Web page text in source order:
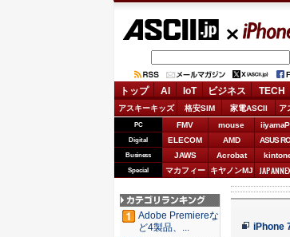
トップ AI IoT ビジネス TECH
アスキーキッズ 格安SIM 家電ASCII ア
PC FMV mouse
Digital ELECOM AMD ASUS
Business JAWS Acrobat
Special マカフィー キヤノンMJ
iPhone
Adobe Premiereな
ど4製品、...